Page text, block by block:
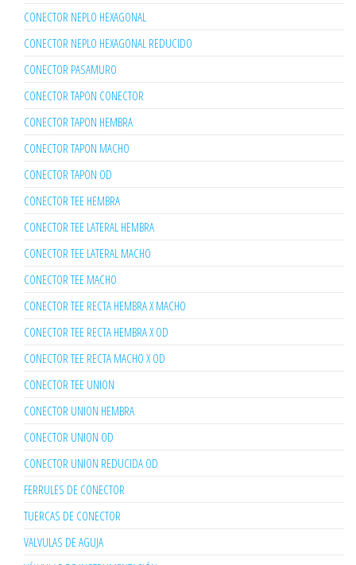
CONECTOR NEPLO HEXAGONAL
CONECTOR NEPLO HEXAGONAL REDUCIDO
CONECTOR PASAMURO
CONECTOR TAPON CONECTOR
CONECTOR TAPON HEMBRA
CONECTOR TAPON MACHO
CONECTOR TAPON OD
CONECTOR TEE HEMBRA
CONECTOR TEE LATERAL HEMBRA
CONECTOR TEE LATERAL MACHO
CONECTOR TEE MACHO
CONECTOR TEE RECTA HEMBRA X MACHO
CONECTOR TEE RECTA HEMBRA X OD
CONECTOR TEE RECTA MACHO X OD
CONECTOR TEE UNION
CONECTOR UNION HEMBRA
CONECTOR UNION OD
CONECTOR UNION REDUCIDA OD
FERRULES DE CONECTOR
TUERCAS DE CONECTOR
VALVULAS DE AGUJA